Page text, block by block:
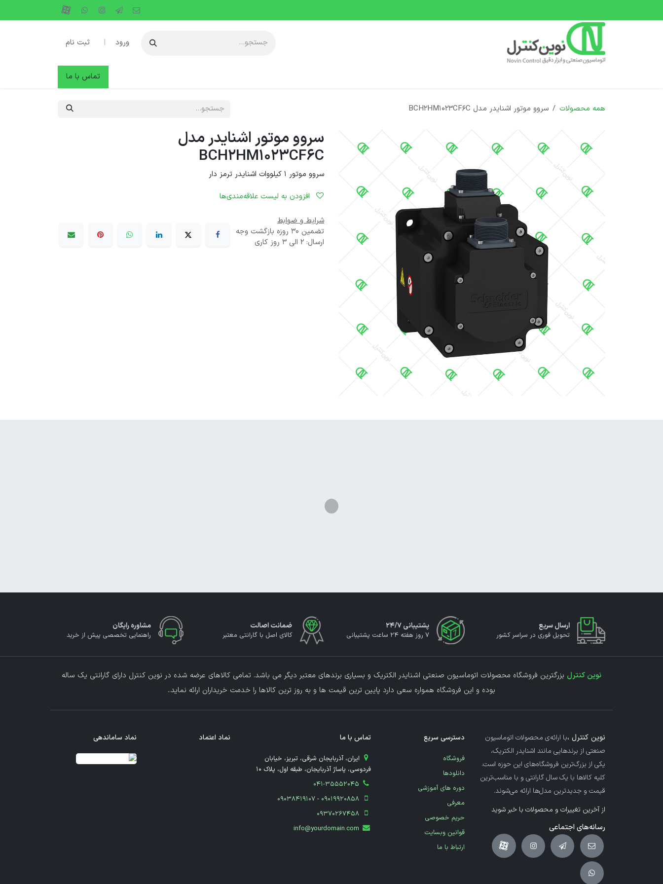
ورود | ثبت نام
تماس با ما
همه محصولات سروو موتور اشنایدر مدل BCH2HM1023CF6C
سروو موتور اشنایدر مدل
BCH2HM1023CF6C
سروو موتور 1 کیلووات اشنایدر ترمز دار
شرایط و ضوابط
تضمین 30 روزه بازگشت وجه
ارسال: 2 الی 3 روز کاری
ارسال سریع
تحویل فوری در سراسر کشور
پشتیبانی ۲۴/۷
7 روز هفته 24 ساعت پشتیبانی
ضمانت اصالت
کالای اصل با گارانتی معتبر
مشاوره رایگان
راهنمایی تخصصی پیش از خرید
نوین کنترل بزرگترین فروشگاه محصولات اتوماسیون صنعتی اشنایدر الکتریک و بسیاری برندهای معتبر دیگر می باشد. تمامی کالاهای عرضه شده در نوین کنترل دارای گارانتی یک ساله
بوده و این فروشگاه همواره سعی دارد پایین ترین قیمت ها و به روز ترین کالاها را خدمت خریداران ارائه نماید..
نوین کنترل ،با ارائه‌ی محصولات اتوماسیون
صنعتی از برندهایی مانند اشنایدر الکتریک،
یکی از بزرگ‌ترین فروشگاه‌های این حوزه است.
کلیه کالاها با یک سال گارانتی و با مناسب‌ترین
قیمت و جدیدترین مدل‌ها ارائه می‌شوند.
از آخرین تغییرات و محصولات با خبر شوید
رسانه‌های اجتماعی
دسترسی سریع
فروشگاه
دانلودها
دوره های آموزشی
معرفی
حریم خصوصی
قوانین وبسایت
ارتباط با ما
تماس با ما
​ ایران، آذربایجان شرقی، تبریز، خیابان
فردوسی، پاساژ آذربایجان، طبقه اول، پلاک 10
041-35552045
09038419107-09019920858
09370267458
info@yourdomain.com
نماد اعتماد نماد ساماندهی